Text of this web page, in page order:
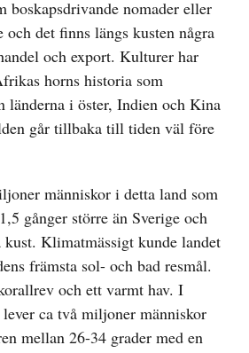
boskapsdrivande nomader eller
och det finns längs kusten några
och export. Kulturer har
horns historia som
länderna i öster, Indien och Kina
går tillbaka till tiden väl före
människor i detta land som
gånger större än Sverige och
Klimatmässigt kunde landet
främsta sol- och bad resmål.
och ett varmt hav. I
ca två miljoner människor
mellan 26-34 grader med en